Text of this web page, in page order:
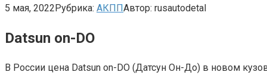
5 мая, 2022Рубрика: АКППАвтор: rusautodetal
Datsun on-DO
В России цена Datsun on-DO (Датсун Он-До) в новом